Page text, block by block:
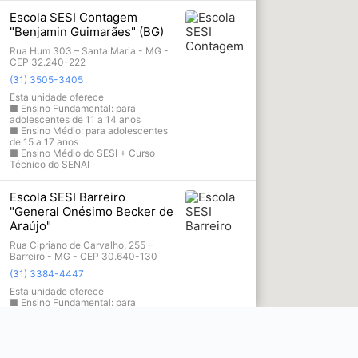
Escola SESI Contagem
"Benjamin Guimarães" (BG)
Rua Hum 303 – Santa Maria - MG -
CEP 32.240-222
(31) 3505-3405
Esta unidade oferece
■ Ensino Fundamental: para
adolescentes de 11 a 14 anos
■ Ensino Médio: para adolescentes
de 15 a 17 anos
■ Ensino Médio do SESI + Curso
Técnico do SENAI
Escola SESI Barreiro
"General Onésimo Becker de
Araújo"
Rua Cipriano de Carvalho, 255 –
Barreiro - MG - CEP 30.640-130
(31) 3384-4447
Esta unidade oferece
■ Ensino Fundamental: para